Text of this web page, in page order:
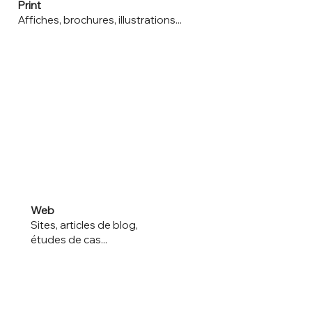
Print
Affiches, brochures, illustrations...
Web
Sites, articles de blog,
études de cas...